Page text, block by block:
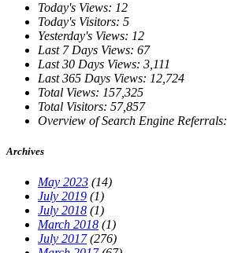
Today's Views: 12
Today's Visitors: 5
Yesterday's Views: 12
Last 7 Days Views: 67
Last 30 Days Views: 3,111
Last 365 Days Views: 12,724
Total Views: 157,325
Total Visitors: 57,857
Overview of Search Engine Referrals:
Archives
May 2023 (14)
July 2019 (1)
July 2018 (1)
March 2018 (1)
July 2017(276)